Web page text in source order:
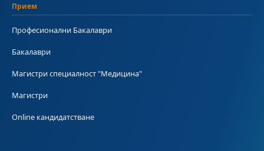
Прием
Професионални Бакалаври
Бакалаври
Магистри специалност "Медицина"
Магистри
Online кандидатстване